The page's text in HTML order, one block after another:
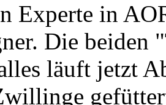
Experte in
Die beiden
läuft jetzt